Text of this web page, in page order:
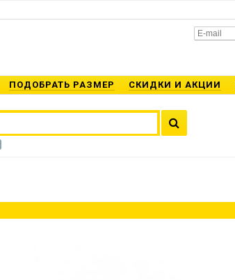
ПОДОБРАТЬ РАЗМЕР СКИДКИ И АКЦИИ